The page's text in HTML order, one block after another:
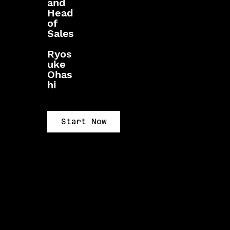
Head
of
Sales
Ryos
uke
Ohas
hi
Start Now